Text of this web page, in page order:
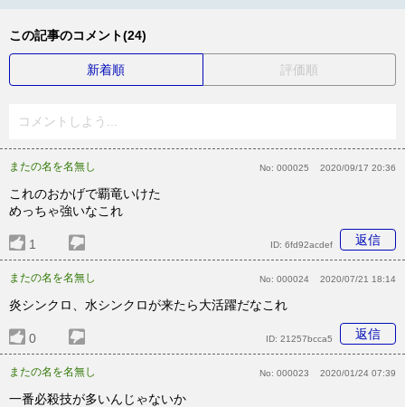
この記事のコメント(24)
新着順 評価順
コメントしよう...
またの名を名無し No: 000025 2020/09/17 20:36
これのおかげで覇竜いけた
めっちゃ強いなこれ
1 返信
ID: 6fd92acdef
またの名を名無し No: 000024 2020/07/21 18:14
炎シンクロ、水シンクロが来たら大活躍だなこれ
0 返信
ID: 21257bcca5
またの名を名無し No: 000023 2020/01/24 07:39
一番必殺技が多いんじゃないか